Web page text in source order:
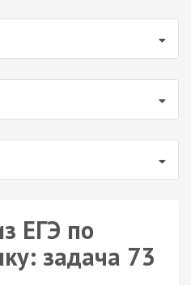
ЕГЭ по
задача 73